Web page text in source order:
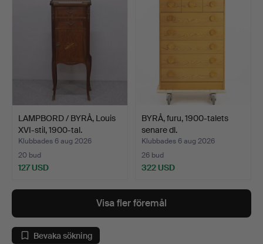
LAMPBORD / BYRÅ, Louis
XVI-stil, 1900-tal.
Klubbades 6 aug 2026
20 bud
127 USD
BYRÅ, furu, 1900-talets
senare dl.
Klubbades 6 aug 2026
26 bud
322 USD
Visa fler föremål
Bevaka sökning